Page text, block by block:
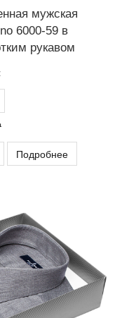
мужская
6000-59 в
рукавом
Подробнее